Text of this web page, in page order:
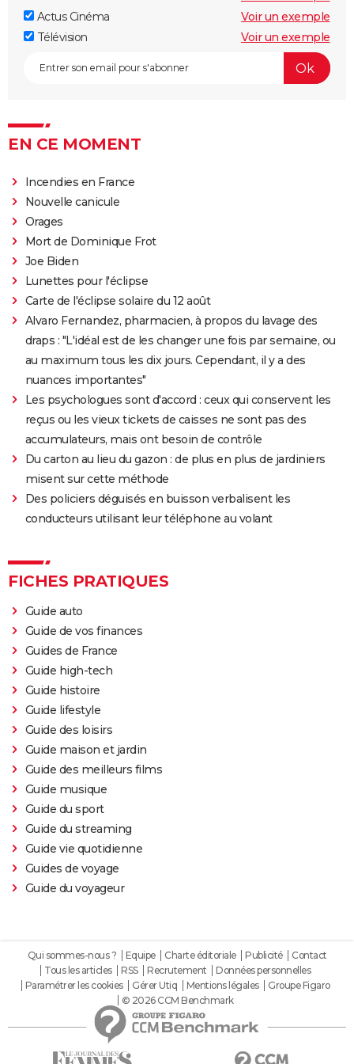
pendant trois mois pour cette scène qui ne dure
pourtant que quelques minutes
Le diable s'habille en Prada 2 : le film aura-t-il droit à
nominations aux Oscars ont provoqué un tollé
Astérix et Obélix et L'Empire du Milieu : casting,
Kaamelott, premier volet : quand sort la suite du film
au cinéma ?
La Cité de la peur : Valérie Lemercier a fait une
bourde lors du tournage, l'avez-vous remarquée à
Qu'est-ce qu'on a fait au Bon Dieu 3 : une suite est-
elle prévue ?
Fratè
Les Tuche 4 : la mort de Michel Blanc a été "terrible"
pour Jean-Paul Rouve
En même temps
Les Aventures de Rabbi Jacob
L'Origine du monde
OSS 117 3 : que disent les critiques sur le film ?
Monty Python, Sacré Graal
The French Dispatch : faut-il voir le dernier Wes
La Traversée
Gaston Lagaffe : intrigue, avis, streaming... Tout sur
l'adaptation de la BD culte
Actus Cinéma
Voir un exemple
Télévision
Voir un exemple
EN CE MOMENT
Incendies en France
Nouvelle canicule
Orages
Mort de Dominique Frot
Joe Biden
Lunettes pour l'éclipse
Carte de l'éclipse solaire du 12 août
Alvaro Fernandez, pharmacien, à propos du lavage des
draps : "L'idéal est de les changer une fois par semaine, ou
au maximum tous les dix jours. Cependant, il y a des
nuances importantes"
Les psychologues sont d'accord : ceux qui conservent les
reçus ou les vieux tickets de caisses ne sont pas des
accumulateurs, mais ont besoin de contrôle
Du carton au lieu du gazon : de plus en plus de jardiniers
misent sur cette méthode
Des policiers déguisés en buisson verbalisent les
conducteurs utilisant leur téléphone au volant
FICHES PRATIQUES
Guide auto
Guide de vos finances
Guides de France
Guide high-tech
Guide histoire
Guide lifestyle
Guide des loisirs
Guide maison et jardin
Guide des meilleurs films
Guide musique
Guide du sport
Guide du streaming
Guide vie quotidienne
Guides de voyage
Guide du voyageur
Qui sommes-nous ? Equipe Charte éditoriale Publicité
Contact
Tous les articles
RSS Recrutement
Données personnelles
Paramétrer les cookies
Gérer Utiq Mentions légales
Groupe Figaro
© 2026 CCM Benchmark